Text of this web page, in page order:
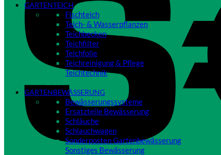
GARTENTEICH
Fischteich
Teich- & Wasserpflanzen
Teichbecken
Teichfilter
Teichfolie
Teichreinigung & Pflege
Teichtechnik
GARTENBEWÄSSERUNG
Bewässerungssysteme
Ersatzteile Bewässerung
Schläuche
Schlauchwagen
Sonderposten Gartenbewässerung
Sonstiges Bewässerung